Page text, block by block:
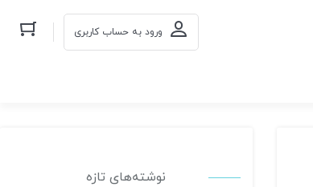
ورود به حساب کاربری
نوشته‌های تازه